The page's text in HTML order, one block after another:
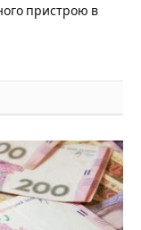
пристрою в